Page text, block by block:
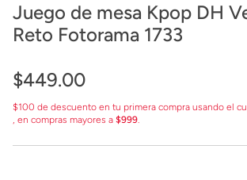
Juego de mesa Kpop DH
Reto Fotorama 1733
$449.00
$100 de descuento en tu primera compra usando el
, en compras mayores a $999.